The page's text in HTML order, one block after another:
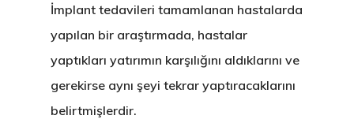
İmplant tedavileri tamamlanan hastalarda
yapılan bir araştırmada, hastalar
yaptıkları yatırımın karşılığını aldıklarını ve
gerekirse aynı şeyi tekrar yaptıracaklarını
belirtmişlerdir.